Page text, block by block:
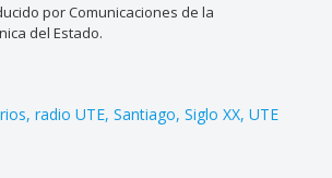
por Comunicaciones de la
del Estado.
radio UTE Santiago Siglo XX UTE